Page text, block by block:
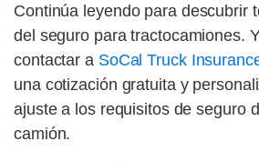
Continúa leyendo para descubrir
del seguro para tractocamiones.
contactar a SoCal Truck
una cotización gratuita y
ajuste a los requisitos de seguro
camión.